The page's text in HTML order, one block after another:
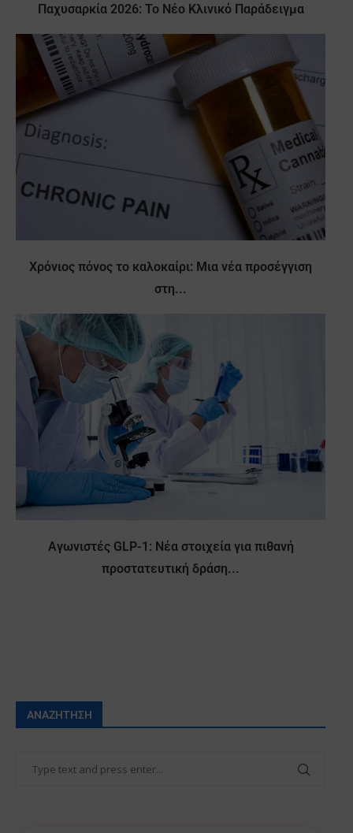
Παχυσαρκία 2026: Το Νέο Κλινικό Παράδειγμα
Χρόνιος πόνος το καλοκαίρι: Μια νέα προσέγγιση
στη...
Αγωνιστές GLP-1: Νέα στοιχεία για πιθανή
προστατευτική δράση...
ΑΝΑΖΉΤΗΣΗ